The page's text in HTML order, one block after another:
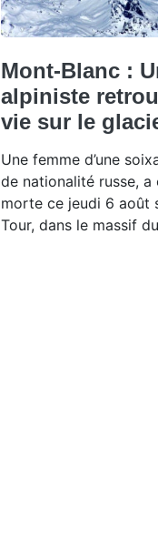
Mont-Blanc :
alpiniste
vie sur le
Une femme d’une
de nationalité russe,
morte ce jeudi 6 août
Tour, dans le massif